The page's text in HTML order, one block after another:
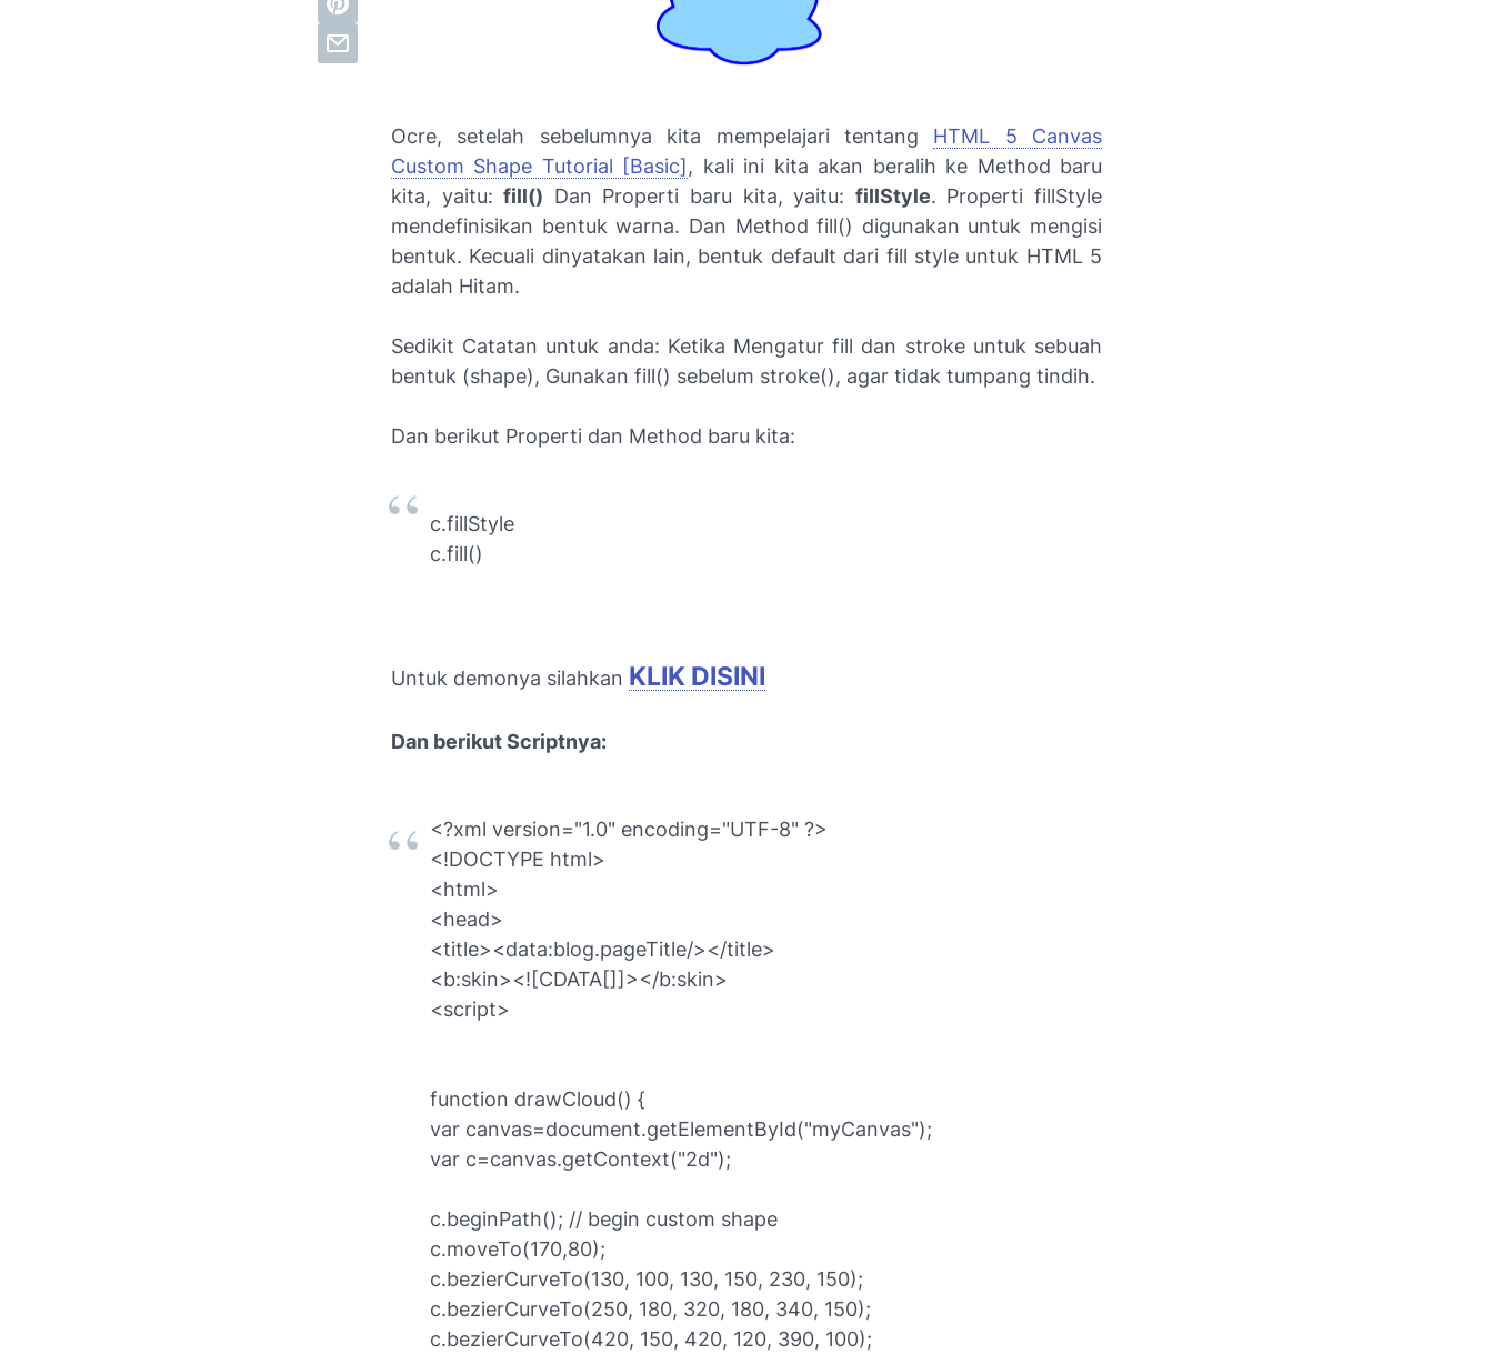
Ocre, setelah sebelumnya kita mempelajari tentang HTML 5 Canvas
Custom Shape Tutorial [Basic] , kali ini kita akan beralih ke Method baru
kita, yaitu:fill() Dan Properti baru kita, yaitu: fillStyle. Properti fillStyle
mendefinisikan bentuk warna. Dan Method fill() digunakan untuk mengisi
bentuk. Kecuali dinyatakan lain, bentuk default dari fill style untuk HTML 5
adalah Hitam.
Sedikit Catatan untuk anda: Ketika Mengatur fill dan stroke untuk sebuah
bentuk (shape), Gunakan fill() sebelum stroke(), agar tidak tumpang tindih.
Dan berikut Properti dan Method baru kita:
c.fillStyle
c.fill()
Untuk demonya silahkan KLIK DISINI
Dan berikut Scriptnya:
<?xml version="1.0" encoding="UTF-8" ?>
<!DOCTYPE html>
<html>
<head>
<title><data:blog.pageTitle/></title>
<b:skin><![CDATA[]]></b:skin>
<script>
function drawCloud() {
var canvas=document.getElementById("myCanvas");
var c=canvas.getContext("2d");
c.beginPath(); // begin custom shape
c.moveTo(170,80);
c.bezierCurveTo(130, 100, 130, 150, 230, 150);
c.bezierCurveTo(250, 180, 320, 180, 340, 150);
c.bezierCurveTo(420, 150, 420, 120, 390, 100);